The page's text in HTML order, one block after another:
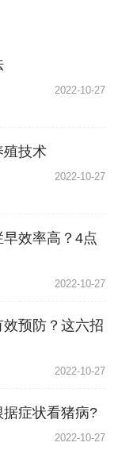
2022-10-27
殖技术
2022-10-27
效率高？4点
2022-10-27
预防？这六招
2022-10-27
症状看猪病?
2022-10-27